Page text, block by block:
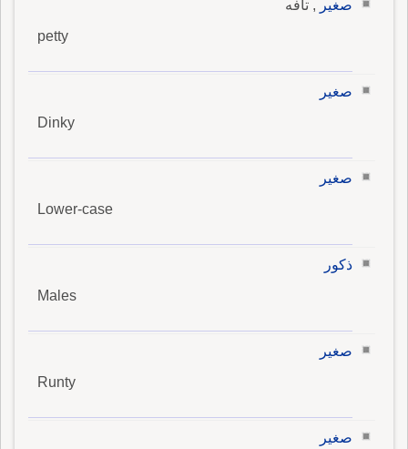
صغير , تافه
petty
صغير
Dinky
صغير
Lower-case
ذكور
Males
صغير
Runty
صغير